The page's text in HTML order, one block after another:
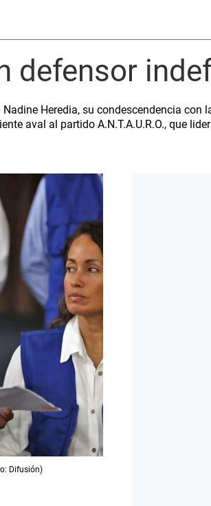
defensor
Heredia, su condescendencia con
aval al partido A.N.T.A.U.R.O., que
Difusión)